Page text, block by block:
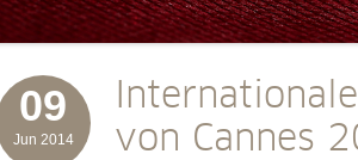
09
Jun 2014
von Cannes